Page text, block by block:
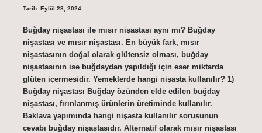
Tarih: Eylül 28, 2024
Buğday nişastası ile mısır nişastası aynı mı? Buğday
nişastası ve mısır nişastası. En büyük fark, mısır
nişastasının doğal olarak glütensiz olması, buğday
nişastasının ise buğdaydan yapıldığı için eser miktarda
glüten içermesidir. Yemeklerde hangi nişasta kullanılır? 1)
Buğday nişastası Buğday özünden elde edilen buğday
nişastası, fırınlanmış ürünlerin üretiminde kullanılır.
Baklava yapımında hangi nişasta kullanılır sorusunun
cevabı buğday nişastasıdır. Alternatif olarak mısır nişastası